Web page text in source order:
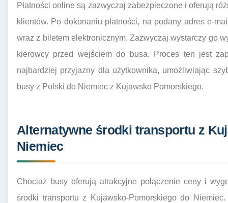
Płatności online są zazwyczaj zabezpieczone i oferują
klientów. Po dokonaniu płatności, na podany adres e-
wraz z biletem elektronicznym. Zazwyczaj wystarczy go
kierowcy przed wejściem do busa. Proces ten jest
najbardziej przyjazny dla użytkownika, umożliwiając
busy z Polski do Niemiec z Kujawsko Pomorskiego.
Alternatywne środki transportu z
Niemiec
Chociaż busy oferują atrakcyjne połączenie ceny i
środki transportu z Kujawsko-Pomorskiego do